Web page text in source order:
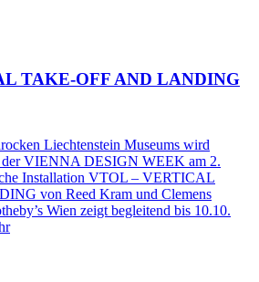
TAKE-OFF AND LANDING
Liechtenstein Museums wird
der VIENNA DESIGN WEEK am 2.
Installation VTOL – VERTICAL
von Reed Kram und Clemens
Wien zeigt begleitend bis 10.10.